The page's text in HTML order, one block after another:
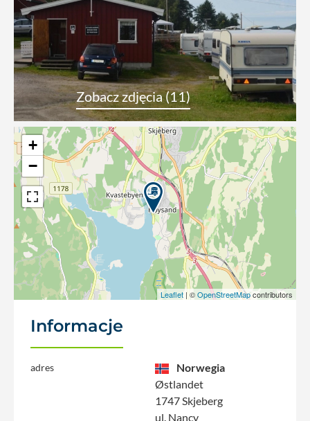
Zobacz zdjęcia (11)
+
−
Leaflet | ©OpenStreetMapcontributors
Informacje
adres
Norwegia
Østlandet
1747 Skjeberg
ul. Nancy